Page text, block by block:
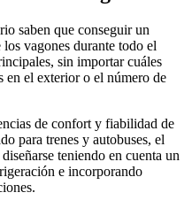
saben que conseguir un
vagones durante todo el
sin importar cuáles
en el exterior o el número de
de confort y fiabilidad de
para trenes y autobuses, el
teniendo en cuenta un
e incorporando